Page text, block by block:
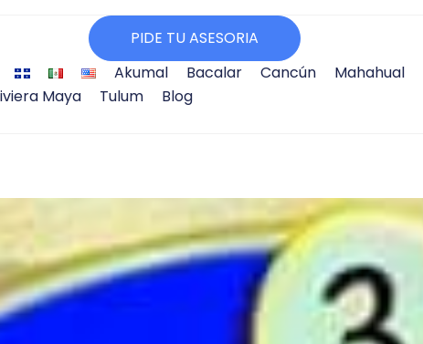
PIDE TU ASESORIA
Akumal
Bacalar Cancún Mahahual
Maya
Tulum Blog